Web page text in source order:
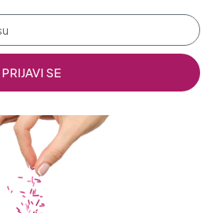
PRIJAVI SE